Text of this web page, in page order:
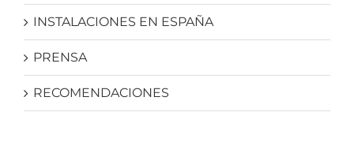
INSTALACIONES EN ESPAÑA
PRENSA
RECOMENDACIONES